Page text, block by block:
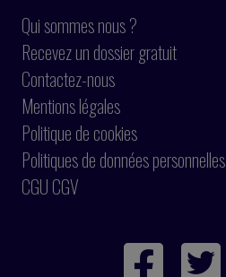
Qui sommes nous ?
Recevez un dossier gratuit
Contactez-nous
Mentions légales
Politique de cookies
Politiques de données personnelles
CGU CGV